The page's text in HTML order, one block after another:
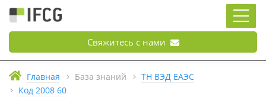
Свяжитесь с нами
Главная База знаний
ТН ВЭД ЕАЭС
Код 2008 60